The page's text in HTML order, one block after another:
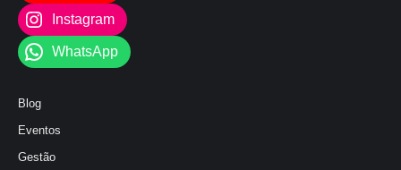
Instagram
WhatsApp
Blog
Eventos
Gestão